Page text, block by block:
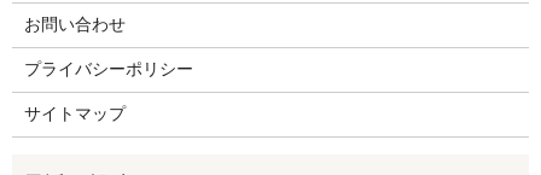
お問い合わせ
プライバシーポリシー
サイトマップ